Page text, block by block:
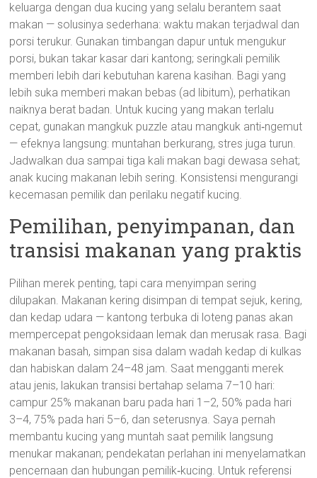
keluarga dengan dua kucing yang selalu berantem saat
makan — solusinya sederhana: waktu makan terjadwal dan
porsi terukur. Gunakan timbangan dapur untuk mengukur
porsi, bukan takar kasar dari kantong; seringkali pemilik
memberi lebih dari kebutuhan karena kasihan. Bagi yang
lebih suka memberi makan bebas (ad libitum), perhatikan
naiknya berat badan. Untuk kucing yang makan terlalu
cepat, gunakan mangkuk puzzle atau mangkuk anti‑ngemut
— efeknya langsung: muntahan berkurang, stres juga turun.
Jadwalkan dua sampai tiga kali makan bagi dewasa sehat;
anak kucing makanan lebih sering. Konsistensi mengurangi
kecemasan pemilik dan perilaku negatif kucing.
Pemilihan, penyimpanan, dan
transisi makanan yang praktis
Pilihan merek penting, tapi cara menyimpan sering
dilupakan. Makanan kering disimpan di tempat sejuk, kering,
dan kedap udara — kantong terbuka di loteng panas akan
mempercepat pengoksidaan lemak dan merusak rasa. Bagi
makanan basah, simpan sisa dalam wadah kedap di kulkas
dan habiskan dalam 24–48 jam. Saat mengganti merek
atau jenis, lakukan transisi bertahap selama 7–10 hari:
campur 25% makanan baru pada hari 1–2, 50% pada hari
3–4, 75% pada hari 5–6, dan seterusnya. Saya pernah
membantu kucing yang muntah saat pemilik langsung
menukar makanan; pendekatan perlahan ini menyelamatkan
pencernaan dan hubungan pemilik‑kucing. Untuk referensi